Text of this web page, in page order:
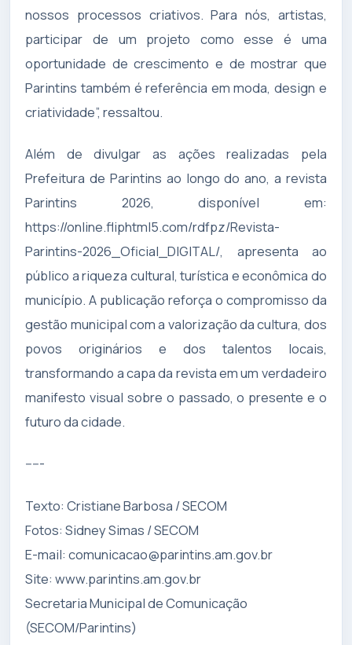
nossos processos criativos. Para nós, artistas,
participar de um projeto como esse é uma
oportunidade de crescimento e de mostrar que
Parintins também é referência em moda, design e
criatividade”, ressaltou.
Além de divulgar as ações realizadas pela
Prefeitura de Parintins ao longo do ano, a revista
Parintins 2026, disponível em:
https://online.fliphtml5.com/rdfpz/Revista-
Parintins-2026_Oficial_DIGITAL/, apresenta ao
público a riqueza cultural, turística e econômica do
município. A publicação reforça o compromisso da
gestão municipal com a valorização da cultura, dos
povos originários e dos talentos locais,
transformando a capa da revista em um verdadeiro
manifesto visual sobre o passado, o presente e o
futuro da cidade.
-----
Texto: Cristiane Barbosa / SECOM
Fotos: Sidney Simas / SECOM
E-mail:comunicacao@parintins.am.gov.br
Site: www.parintins.am.gov.br
Secretaria Municipal de Comunicação
(SECOM/Parintins)